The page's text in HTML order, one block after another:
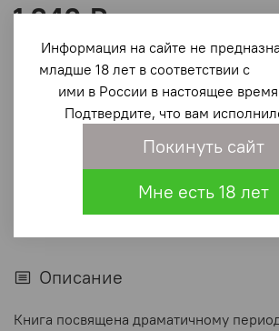
(0) В избранное
1 240 ₽
В корзину
Описание
Книга посвящена драматичному
Информация на сайте не
младше 18 лет в соответствии
ими в России в настоящее
Подтвердите, что вам
Покинуть сайт
Мне есть 18 лет